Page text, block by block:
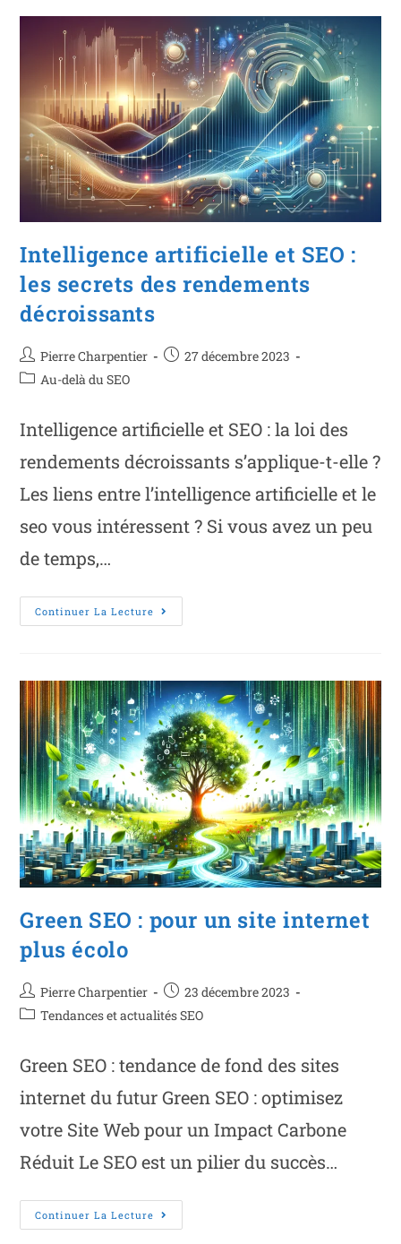
Intelligence artificielle et SEO :
les secrets des rendements
décroissants
Pierre Charpentier
27 décembre 2023
Au-delà du SEO
Intelligence artificielle et SEO : la loi des
rendements décroissants s’applique-t-elle ?
Les liens entre l’intelligence artificielle et le
seo vous intéressent ? Si vous avez un peu
de temps,…
Continuer La Lecture
Green SEO : pour un site internet
plus écolo
Pierre Charpentier
23 décembre 2023
Tendances et actualités SEO
Green SEO : tendance de fond des sites
internet du futur Green SEO : optimisez
votre Site Web pour un Impact Carbone
Réduit Le SEO est un pilier du succès…
Continuer La Lecture